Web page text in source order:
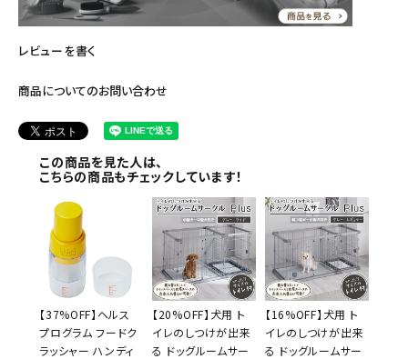
レビューを書く
商品についてのお問い合わせ
この商品を見た人は、
こちらの商品もチェックしています！
【37%OFF】ヘルス
プログラム フードク
ラッシャー ハンディ
【20%OFF】犬用 ト
イレのしつけが出来
る ドッグルームサー
【16%OFF】犬用 ト
イレのしつけが出来
る ドッグルームサー